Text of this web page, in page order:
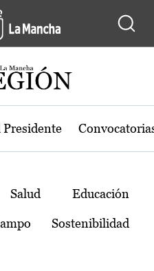
de Castilla-La
Salud Educación
Sostenibilidad